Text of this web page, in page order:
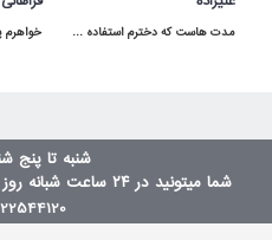
مدت هاست که دخترم استفاده می کنه و کیفیت مناسبی داره.در شگفت انگیز با قیمت عالی خریدم.
شنبه تا پنج شنبه 9
شما میتونید در ۲۴ ساعت شبانه روز سفارشات خود را آنلاین ثبت کنید